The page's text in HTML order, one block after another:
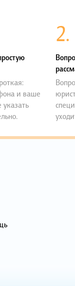
и ваше
2.